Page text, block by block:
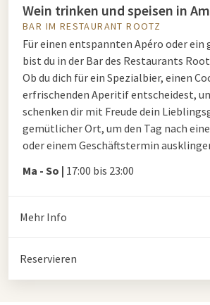
Wein trinken und speisen in
BAR IM RESTAURANT ROOTZ
Für einen entspannten Apéro oder ein
bist du in der Bar des Restaurants
Ob du dich für ein Spezialbier, einen
erfrischenden Aperitif entscheidest,
schenken dir mit Freude dein
gemütlicher Ort, um den Tag nach
oder einem Geschäftstermin
Ma - So | 17:00 bis 23:00
Mehr Info
Reservieren